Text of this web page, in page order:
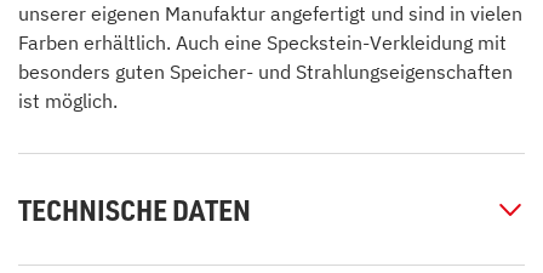
unserer eigenen Manufaktur angefertigt und sind in vielen
Farben erhältlich. Auch eine Speckstein-Verkleidung mit
besonders guten Speicher- und Strahlungseigenschaften
ist möglich.
TECHNISCHE DATEN